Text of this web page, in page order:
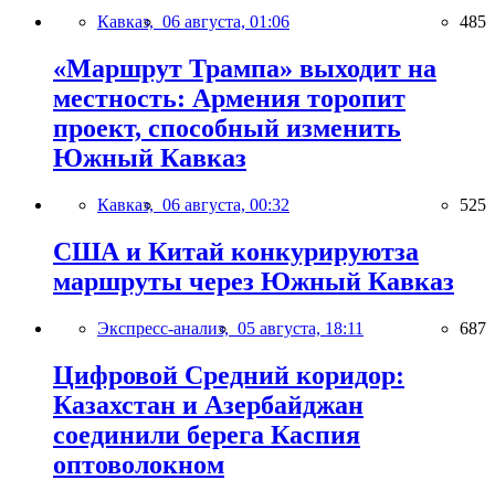
Кавказ, 06 августа, 01:06 485
«Маршрут Трампа» выходит на
местность: Армения торопит
проект, способный изменить
Южный Кавказ
Кавказ, 06 августа, 00:32 525
США и Китай конкурируютза
маршруты через Южный Кавказ
Экспресс-анализ, 05 августа, 18:11 687
Цифровой Средний коридор:
Казахстан и Азербайджан
соединили берега Каспия
оптоволокном